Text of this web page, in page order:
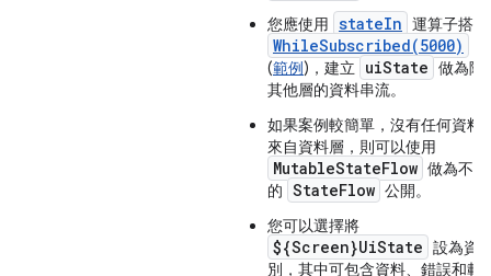
您應使用 stateIn 運算子搭配
WhileSubscribed(5000)
(範例)，建立 uiState 做為階
其他層的資料串流。
如果案例較簡單，沒有任何資料
來自資料層，則可以使用
MutableStateFlow 做為不
的 StateFlow 公開。
您可以選擇將
${Screen}UiState 設為資
別，其中可包含資料、錯誤和載